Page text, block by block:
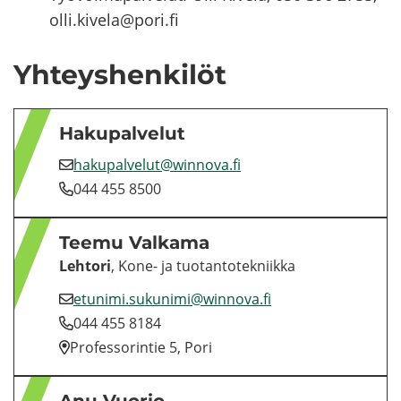
olli.kivela@pori.fi
Yh­teys­hen­ki­löt
Ha­ku­pal­ve­lut
ha­ku­pal­ve­lut@winnova.fi
044 455 8500
Teemu Val­ka­ma
Leh­to­ri, Kone- ja tuo­tan­to­tek­niik­ka
etu­ni­mi.su­ku­ni­mi@winnova.fi
044 455 8184
Pro­fes­so­rin­tie 5, Pori